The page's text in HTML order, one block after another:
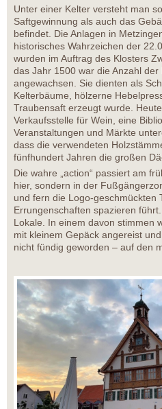
Unter einer Kelter versteht man
Saftgewinnung als auch das
befindet. Die Anlagen in
historisches Wahrzeichen der
wurden im Auftrag des Klosters
das Jahr 1500 war die Anzahl der
angewachsen. Sie dienten als
Kelterbäume, hölzerne
Traubensaft erzeugt wurde.
Verkaufsstelle für Wein, eine
Veranstaltungen und Märkte
dass die verwendeten
fünfhundert Jahren die großen
Die wahre „action“ passiert am
hier, sondern in der
und fern die Logo-geschmückten
Errungenschaften spazieren
Lokale. In einem davon stimmen
mit kleinem Gepäck angereist
nicht fündig geworden – auf den